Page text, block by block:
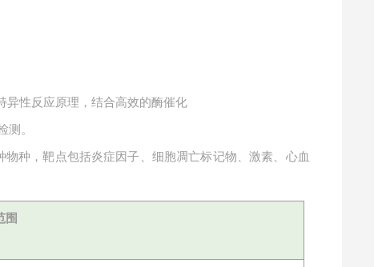
异性反应原理，结合高效的酶催化
测。
种，靶点包括炎症因子、细胞凋亡标记物、激素、心血
围